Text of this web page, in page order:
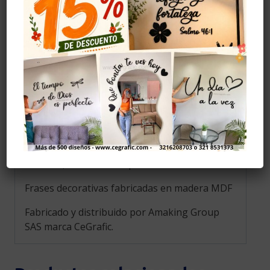
Evitar la humedad.
Instalación
Se recomiendo pegar con cinta doble faz, (no
la incluye) se puede comprar en ferreterías,
también se puede pegar con cinta de
enmascarar pero al ser menos resistente
puede caerse el diseño.
La foto de este producto ha sido tomada en un
entorno específico, por lo que no incluye
Frases decorativas fabricadas en madera MDF
Fabricado y distribuido por Amaking Group
SAS marca CeGrafic.